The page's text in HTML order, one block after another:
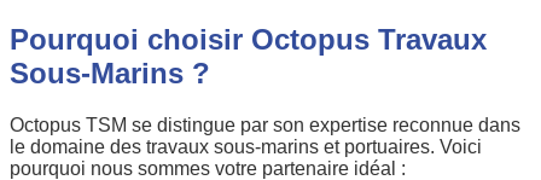
Pourquoi choisir Octopus Travaux
Sous-Marins ?
Octopus TSM se distingue par son expertise reconnue dans
le domaine des travaux sous-marins et portuaires. Voici
pourquoi nous sommes votre partenaire idéal :